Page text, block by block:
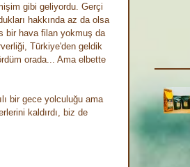
gibi geliyordu. Gerçi
hakkında az da olsa
bir hava filan yokmuş da
Türkiye'den geldik
orada... Ama elbette
bir gece yolculuğu ama
kaldırdı, biz de